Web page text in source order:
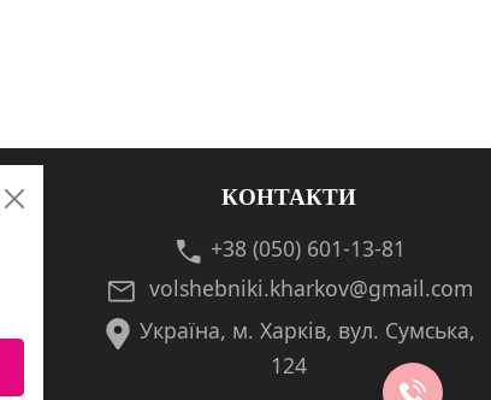
КОНТАКТИ
+38 (050) 601-13-81
volshebniki.kharkov@gmail.com
Україна, м. Харків, вул. Сумська,
124